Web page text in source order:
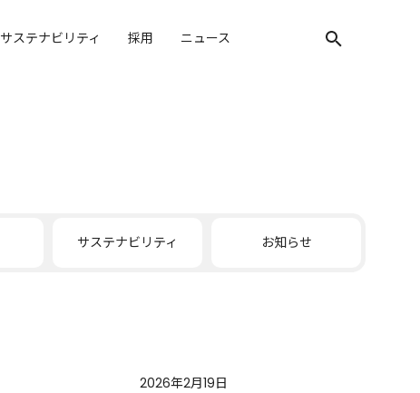
サステナビリティ 採用 ニュース
検索キーワード
サステナビリティ お知らせ
2026年2月19日